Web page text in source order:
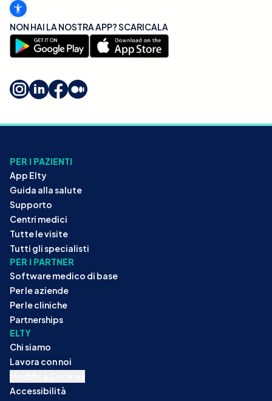
NON HAI LA NOSTRA APP? SCARICALA
PER I PAZIENTI
App Elty
Guida alla salute
Supporto
Centri medici
Tutte le visite
Tutti gli specialisti
PER I PARTNER
Software medico di base
Per le aziende
Per le cliniche
Partnerships
ELTY
Chi siamo
Lavora con noi
Accessibilità